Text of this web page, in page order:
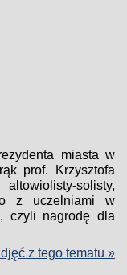
miasta w
prof. Krzysztofa
solisty,
z uczelniami w
czyli nagrodę dla
z tego tematu »